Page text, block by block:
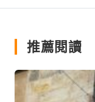
推薦閱讀